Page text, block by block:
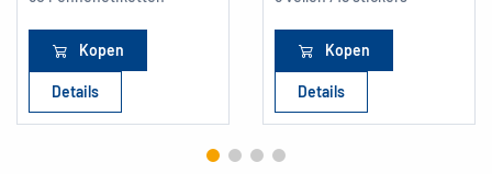
Kopen
Details
Kopen
Details